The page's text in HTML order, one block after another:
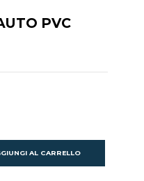
PVC
AL CARRELLO